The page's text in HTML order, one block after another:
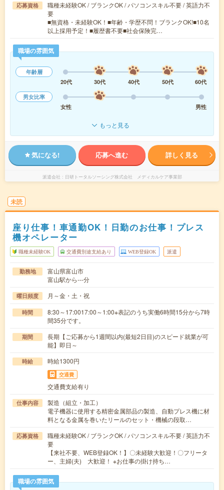
応募資格
職種未経験OK / ブランクOK / パソコンスキル不要 / 英語力不
要
■無資格・未経験OK！■年齢・学歴不問！ブランクOK!■10名
以上採用予定！■履歴書不要■社会保険完…
職場の雰囲気
年齢層
20代
30代 40代 50代
60代
男女比率
女性
男性
もっと見る
気になる! 応募へ進む 詳しく見る
派遣会社 日研トータルソーシング株式会社 メディカルケア事業部
未読
座り仕事！車通勤OK！日勤のお仕事！プレス
機オペレーター
職種未経験OK 交通費別途支給あり WEB登録OK 派遣
勤務地
富山県富山市
富山駅から---分
曜日頻度 月～金・土・祝
時間
8:30～17:0017:00～1:00※表記のうち実働6時間15分から7時
間35分です。
期間
長期【ご応募から1週間以内(最短2日目)のスピード就業が可
能】即日～
時給 時給1300円
交通費
交通費支給有り
仕事内容
製造（組立・加工）
電子機器に使用する精密金属部品の製造、自動プレス機に材
料となる金属を巻いたリールのセット・機械の段取…
応募資格
職種未経験OK / ブランクOK / パソコンスキル不要 / 英語力不
要
【来社不要、WEB登録OK！】〇未経験大歓迎！〇フリータ
ー、主婦(夫) 大歓迎！ ※お仕事の掛け持ち…
職場の雰囲気